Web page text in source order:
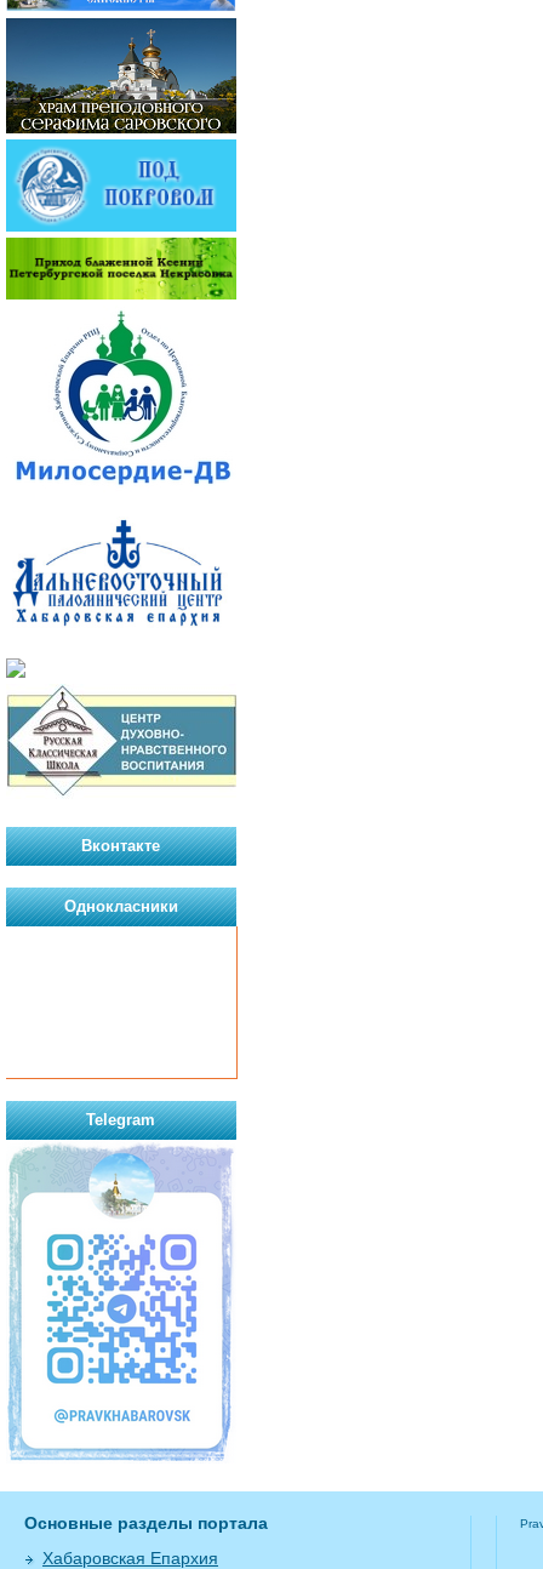
Вконтакте
Однокласники
Telegram
Основные разделы портала
Хабаровская Епархия